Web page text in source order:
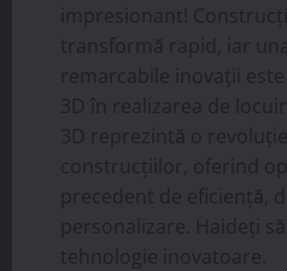
impresionant!
transformă rapid, iar
remarcabile inovații
3D în realizarea de
3D reprezintă o
construcțiilor, oferind
precedent de eficiență,
personalizare. Haideți
tehnologie inovatoare.